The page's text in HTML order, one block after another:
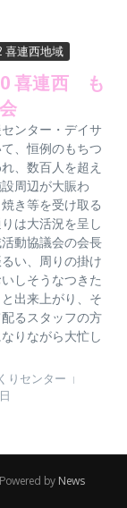
喜連西地域
喜連西 も
ンター・デイサ
、恒例のもちつ
、数百人を超え
周辺が大賑わ
き等を受け取る
は大活況を呈し
動協議会の会長
い、周りの掛け
しそうなつきた
出来上がり、そ
るスタッフの方
りながら大忙し
りセンター
by News